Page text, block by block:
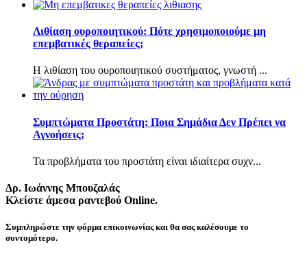
Λιθίαση ουροποιητικού: Πότε χρησιμοποιούμε μη
επεμβατικές θεραπείες;
Η λιθίαση του ουροποιητικού συστήματος, γνωστή ...
Συμπτώματα Προστάτη: Ποια Σημάδια Δεν Πρέπει να
Αγνοήσεις;
Τα προβλήματα του προστάτη είναι ιδιαίτερα συχν...
Δρ. Ιωάννης Μπουζαλάς
Κλείστε άμεσα ραντεβού Online.
Συμπληρώστε την φόρμα επικοινωνίας και θα σας καλέσουμε το
συντομότερο.